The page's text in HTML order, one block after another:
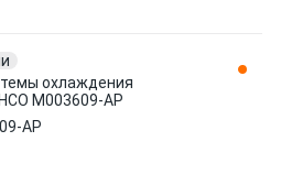
охлаждения
M003609-AP
AP